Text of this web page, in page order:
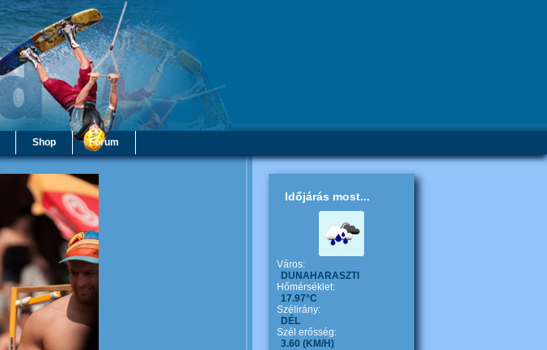
Shop Fórum
Időjárás most...
Város:
DUNAHARASZTI
Hőmérséklet:
17.97°C
Szélirány:
DÉL
Szél erősség:
3.60 (KM/H)